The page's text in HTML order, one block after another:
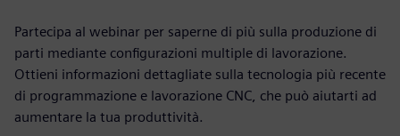
Partecipa al webinar per saperne di più sulla produzione di
parti mediante configurazioni multiple di lavorazione.
Ottieni informazioni dettagliate sulla tecnologia più recente
di programmazione e lavorazione CNC, che può aiutarti ad
aumentare la tua produttività.